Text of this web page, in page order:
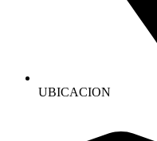
UBICACION